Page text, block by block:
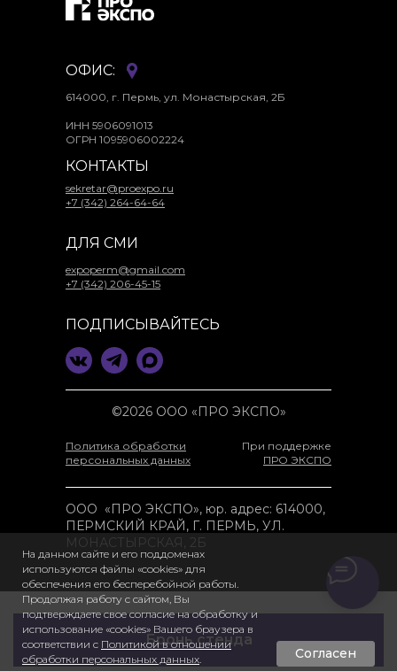
Бронь стенда
ОФИС:
614000, г. Пермь, ул. Монастырская, 2Б
ИНН 5906091013
ОГРН 1095906002224
КОНТАКТЫ
sekretar@proexpo.ru
+7 (342) 264-64-64
ДЛЯ СМИ
expoperm@gmail.com
+7 (342) 206-45-15
ПОДПИСЫВАЙТЕСЬ
ООО «ПРО ЭКСПО», юр. адрес: 614000,
ПЕРМСКИЙ КРАЙ, Г. ПЕРМЬ, УЛ.
МОНАСТЫРСКАЯ, 2Б
При поддержке
ПРО ЭКСПО
Политика обработки
персональных данных
©2026 ООО «ПРО ЭКСПО»
На данном сайте и его поддоменах
используются файлы «cookies» для
обеспечения его бесперебойной работы.
Продолжая работу с сайтом, Вы
подтверждаете свое согласие на обработку и
использование «cookies» Вашего браузера в
соответствии с Политикой в отношении
обработки персональных данных. Согласен